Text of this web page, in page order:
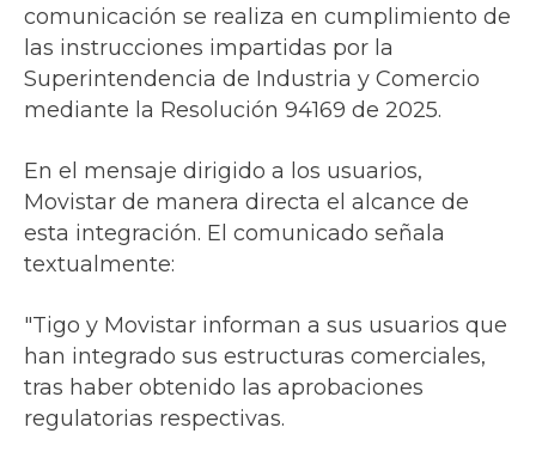
comunicación se realiza en cumplimiento de
las instrucciones impartidas por la
Superintendencia de Industria y Comercio
mediante la Resolución 94169 de 2025.
En el mensaje dirigido a los usuarios,
Movistar de manera directa el alcance de
esta integración. El comunicado señala
textualmente:
"Tigo y Movistar informan a sus usuarios que
han integrado sus estructuras comerciales,
tras haber obtenido las aprobaciones
regulatorias respectivas.